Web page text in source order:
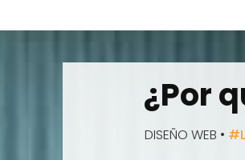
¿Por
DISEÑO WEB •